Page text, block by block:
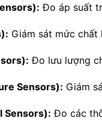
Đo áp suất
Giám sát mức chất
Đo lưu lượng
Sensors): Giám
Sensors): Đo các